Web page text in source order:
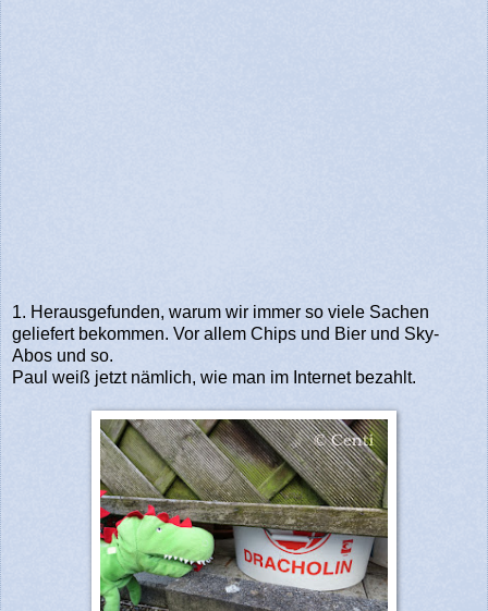
1. Herausgefunden, warum wir immer so viele Sachen
geliefert bekommen. Vor allem Chips und Bier und Sky-
Abos und so.
Paul weiß jetzt nämlich, wie man im Internet bezahlt.